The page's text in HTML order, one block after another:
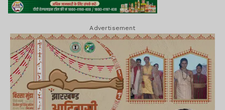
Advertisement